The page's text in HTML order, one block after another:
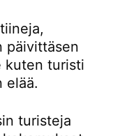
päivittäsen
kuten turisti
elää.
turisteja